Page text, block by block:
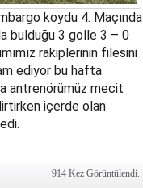
koydu 4. Maçında
bulduğu 3 golle 3 – 0
rakiplerinin filesini
ediyor bu hafta
antrenörümüz mecit
içerde olan
914 Kez Görüntülendi.